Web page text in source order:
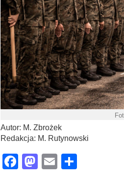
Autor: M. Zbrożek
Redakcja: M. Rutynowski
Facebook
Mastodon
Email